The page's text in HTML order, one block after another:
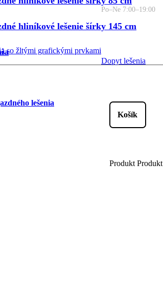
Po–Ne 7:00–19:00
Dopyt lešenia
Produkt Produkt
hliníkové lešenie šírky 145 cm
lešenia